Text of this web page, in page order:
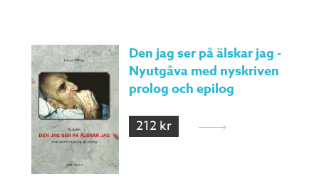
Den jag ser på älskar jag -
Nyutgåva med nyskriven
prolog och epilog
212 kr